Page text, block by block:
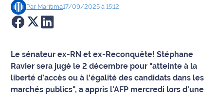
Société
Culture
Économie
Éducation
Par Maritima17/09/2025 à 15:12
Le sénateur ex-RN et ex-Reconquête! Stéphane
Ravier sera jugé le 2 décembre pour "atteinte à la
liberté d’accès ou à l'égalité des candidats dans les
marchés publics", a appris l'AFP mercredi lors d'une